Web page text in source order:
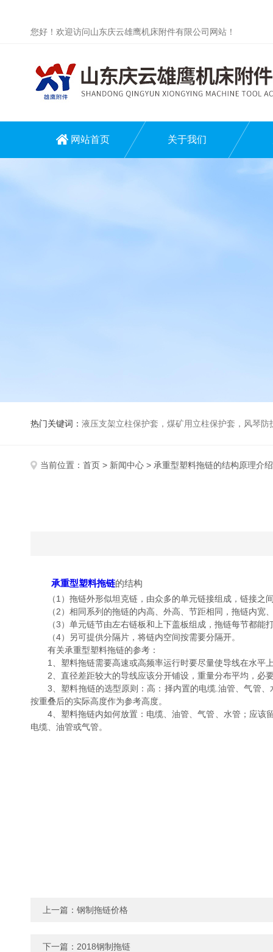
您好！欢迎访问山东庆云雄鹰机床附件有限公司网站！
网站首页 关于我们
热门关键词： 液压支架立柱保护套，煤矿用立柱保护套，风琴
当前位置： 首页 > 新闻中心 > 承重型塑料拖链的结构原理介绍
承重型塑料拖链的结构
（1）拖链外形似坦克链，由众多的单元链接组成，链接之
（2）相同系列的拖链的内高、外高、节距相同，拖链内宽
（3）单元链节由左右链板和上下盖板组成，拖链每节都能
（4）另可提供分隔片，将链内空间按需要分隔开。
有关承重型塑料拖链的参考：
1、塑料拖链需要高速或高频率运行时要尽量使导线在水平
2、直径差距较大的导线应该分开铺设，重量分布平均，必
3、塑料拖链的选型原则：高：择内置的电缆.油管、气管、
按重叠后的实际高度作为参考高度。
4、塑料拖链内如何放置：电缆、油管、气管、水管；应该
电缆、油管或气管。
上一篇： 钢制拖链价格
下一篇： 2018钢制拖链